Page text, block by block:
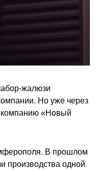
жалюзи
Но уже через
компанию «Новый
В прошлом
производства одной